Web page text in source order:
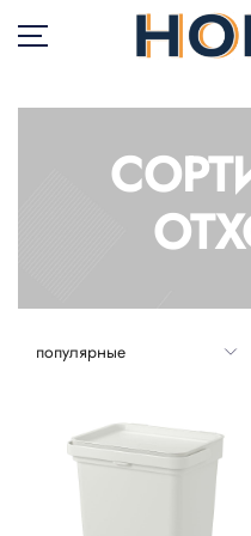
В НАЛИЧИИ
САД И БАЛКОН
ТЕКСТИЛЬ
ГОРШКИ И РАСТЕНИЯ